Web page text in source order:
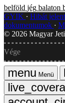
belföld jég balaton
GYIK
Hibát
dokumentumok
© 2026 Magyar
Vége
Menü